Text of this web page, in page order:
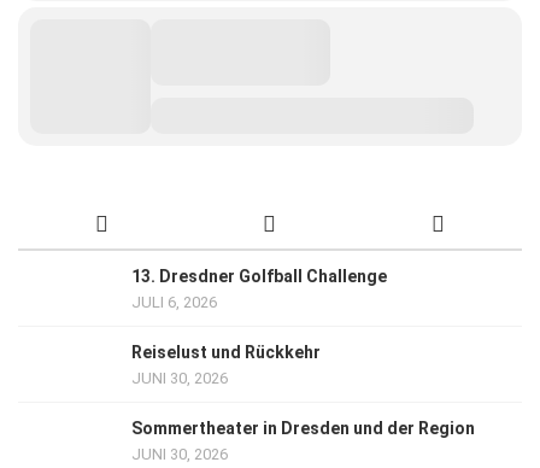
13. Dresdner Golfball Challenge
JULI 6, 2026
Reiselust und Rückkehr
JUNI 30, 2026
Sommertheater in Dresden und der Region
JUNI 30, 2026